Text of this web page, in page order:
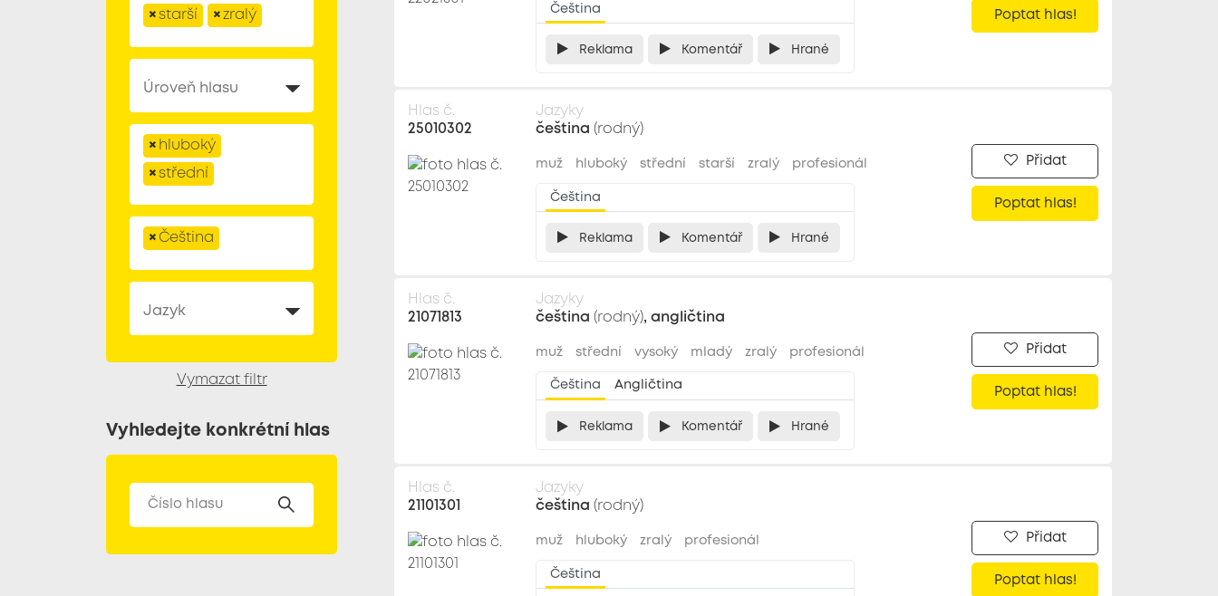
× starší × zralý
× hluboký
× střední
× Čeština
Vymazat filtr
Vyhledejte konkrétní hlas
Čeština
Reklama Komentář Hrané
Poptat hlas!
Hlas č.
25010302
Jazyky
čeština (rodný)
muž hluboký střední starší zralý profesionál
Čeština
Reklama Komentář Hrané
Přidat
Poptat hlas!
Hlas č.
21071813
Jazyky
čeština (rodný), angličtina
muž střední vysoký mladý zralý profesionál
Čeština Angličtina
Reklama Komentář Hrané
Přidat
Poptat hlas!
Hlas č.
21101301
Jazyky
čeština (rodný)
muž hluboký zralý profesionál
Čeština
Přidat
Poptat hlas!